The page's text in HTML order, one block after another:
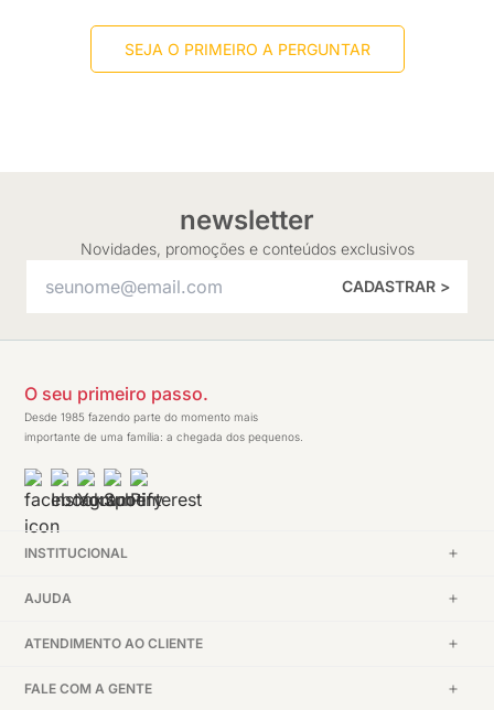
SEJA O PRIMEIRO A PERGUNTAR
newsletter
Novidades, promoções e conteúdos exclusivos
CADASTRAR >
O seu primeiro passo.
Desde 1985 fazendo parte do momento mais
importante de uma família: a chegada dos pequenos.
INSTITUCIONAL
AJUDA
ATENDIMENTO AO CLIENTE
FALE COM A GENTE